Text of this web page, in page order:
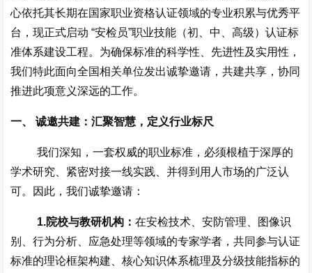
心依托其长期在国家职业资格认证领域的专业积累与优秀平
台，现正式启动 “安检员”职业技能（初、中、高级）认证标
准体系建设工程。为确保标准的科学性、先进性及实用性 ，
我们特此面向全国相关单位发出诚挚邀请，共建共享，协同
推进此项意义深远的工作。
一、 诚邀共建：汇聚智慧，定义行业标尺
我们深知，一套权威的职业标准，必须根植于深厚的
学术研究、紧密对接一线实践、并得到用人市场的广泛认
可。因此，我们诚挚邀请：
1.院校与教研机构： 在安检技术、安防管理、图像识
别、行为分析、应急处理等领域的专家学者，共同参与认证
标准的理论框架构建、核心知识体系梳理及分级技能指标的